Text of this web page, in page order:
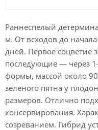
Раннеспелый
м. От всходов до
дней. Первое соцветие
последующие — через
формы, массой около 90
зеленого пятна у
размеров. Отлично
консервирования.
созреванием. Гибрид